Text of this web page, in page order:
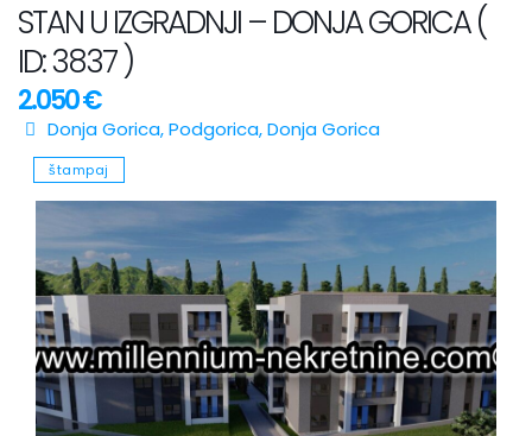
STAN U IZGRADNJI – DONJA GORICA (
ID: 3837 )
2.050 €
Donja Gorica,Podgorica,Donja Gorica
štampaj